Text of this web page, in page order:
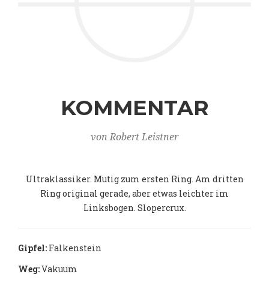
KOMMENTAR
von Robert Leistner
Ultraklassiker. Mutig zum ersten Ring. Am dritten
Ring original gerade, aber etwas leichter im
Linksbogen. Slopercrux.
Gipfel: Falkenstein
Weg:Vakuum